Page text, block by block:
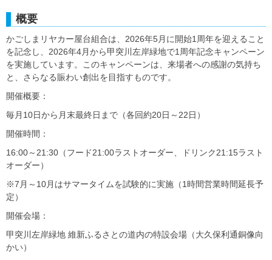
概要
かごしまリヤカー屋台組合は、2026年5月に開始1周年を迎えること
を記念し、2026年4月から甲突川左岸緑地で1周年記念キャンペーン
を実施しています。このキャンペーンは、来場者への感謝の気持ち
と、さらなる賑わい創出を目指すものです。
開催概要：
毎月10日から月末最終日まで（各回約20日～22日）
開催時間：
16:00～21:30（フード21:00ラストオーダー、ドリンク21:15ラスト
オーダー）
※7月～10月はサマータイムを試験的に実施（1時間営業時間延長予
定）
開催会場：
甲突川左岸緑地 維新ふるさとの道内の特設会場（大久保利通銅像向
かい）